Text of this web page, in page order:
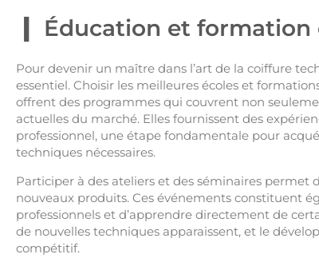
Éducation et formation
Pour devenir un maître dans l’art de la coiffure
essentiel. Choisir les meilleures écoles et
offrent des programmes qui couvrent non
actuelles du marché. Elles fournissent des
professionnel, une étape fondamentale pour
techniques nécessaires.
Participer à des ateliers et des séminaires permet
nouveaux produits. Ces événements constituent
professionnels et d’apprendre directement de
de nouvelles techniques apparaissent, et le
compétitif.